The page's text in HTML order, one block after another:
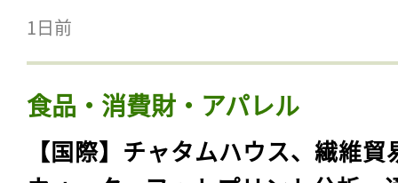
1日前
食品・消費財・アパレル
【国際】チャタムハウス、繊維貿